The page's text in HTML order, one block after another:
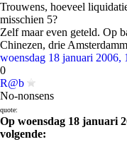
Trouwens, hoeveel
misschien 5?
Zelf maar even geteld. Op
Chinezen, drie
woensdag 18 januari 2006,
0
R@b
No-nonsens
quote:
Op woensdag 18 januari
volgende: